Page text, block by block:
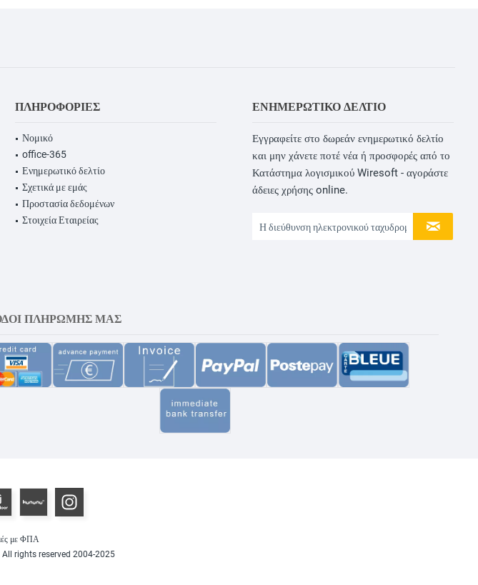
ΠΛΗΡΟΦΟΡΊΕΣ
Νομικό
office-365
Ενημερωτικό δελτίο
Σχετικά με εμάς
Προστασία δεδομένων
Στοιχεία Εταιρείας
ΕΝΗΜΕΡΩΤΙΚΌ ΔΕΛΤΊΟ
Εγγραφείτε στο δωρεάν ενημερωτικό δελτίο
και μην χάνετε ποτέ νέα ή προσφορές από το
Κατάστημα λογισμικού Wiresoft - αγοράστε
άδειες χρήσης online.
ΠΛΗΡΩΜΉΣ ΜΑΣ
με ΦΠΑ
rights reserved 2004-2025